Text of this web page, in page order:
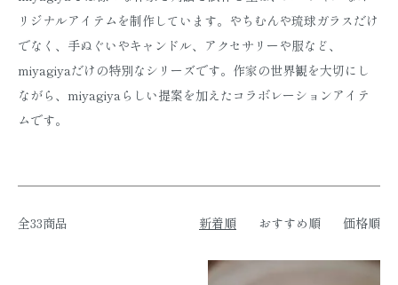
リジナルアイテムを制作しています。やちむんや琉球ガラスだけ
でなく、手ぬぐいやキャンドル、アクセサリーや服など、
miyagiyaだけの特別なシリーズです。作家の世界観を大切にし
ながら、miyagiyaらしい提案を加えたコラボレーションアイテ
ムです。
全33商品 新着順 おすすめ順 価格順